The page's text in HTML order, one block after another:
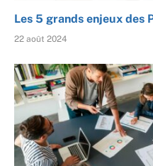
Les 5 grands enjeux des
22 août 2024